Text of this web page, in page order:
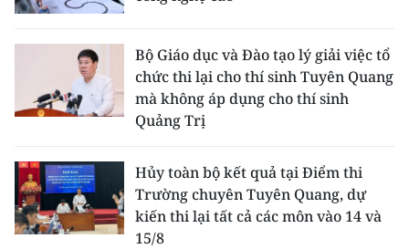
Bộ Giáo dục và Đào tạo lý giải việc tổ
chức thi lại cho thí sinh Tuyên Quang
mà không áp dụng cho thí sinh
Quảng Trị
Hủy toàn bộ kết quả tại Điểm thi
Trường chuyên Tuyên Quang, dự
kiến thi lại tất cả các môn vào 14 và
15/8